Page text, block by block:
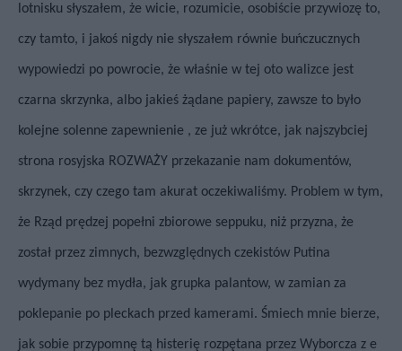
lotnisku słyszałem, że wicie, rozumicie, osobiście przywiozę to,
czy tamto, i jakoś nigdy nie słyszałem równie buńczucznych
wypowiedzi po powrocie, że właśnie w tej oto walizce jest
czarna skrzynka, albo jakieś żądane papiery, zawsze to było
kolejne solenne zapewnienie , ze już wkrótce, jak najszybciej
strona rosyjska ROZWAŻY przekazanie nam dokumentów,
skrzynek, czy czego tam akurat oczekiwaliśmy. Problem w tym,
że Rząd prędzej popełni zbiorowe seppuku, niż przyzna, że
został przez zimnych, bezwzględnych czekistów Putina
wydymany bez mydła, jak grupka palantow, w zamian za
poklepanie po pleckach przed kamerami. Śmiech mnie bierze,
jak sobie przypomnę tą histerię rozpętana przez Wyborcza z e